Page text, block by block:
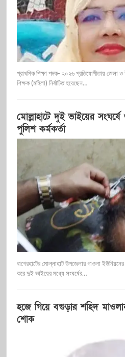
প্রাথমিক শিক্ষা পদক- ২০২৬ প্রতিযোগীতায় জেলা ও
শিক্ষক (মহিলা) নির্বাচিত হয়েছেন…
মোল্লাহাটে দুই ভাইয়ের
পুলিশ কর্মকর্তা
বাগেরহাটের মোল্লাহাট উপজেলার গাওলা ইউনিয়নের
করে দুই ভাইয়ের মধ্যে সংঘর্ষের…
হজে গিয়ে বগুড়ার শহিদ
শোক